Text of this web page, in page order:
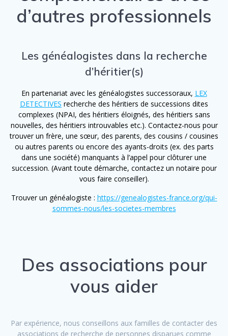
d’autres professionnels
Les généalogistes dans la recherche
d’héritier(s)
En partenariat avec les généalogistes successoraux, LEX
DETECTIVES recherche des héritiers de successions dites
complexes (NPAI, des héritiers éloignés, des héritiers sans
nouvelles, des héritiers introuvables etc.). Contactez-nous pour
trouver un frère, une sœur, des parents, des cousins / cousines
ou autres parents ou encore des ayants-droits (ex. des parts
dans une société) manquants à l’appel pour clôturer une
succession. (Avant toute démarche, contactez un notaire pour
vous faire conseiller).
Trouver un généalogiste : https://genealogistes-france.org/qui-
sommes-nous/les-societes-membres
Des associations pour
vous aider
Par expérience, nous conseillons aux familles de contacter des
associations de recherche de personnes disparues comme